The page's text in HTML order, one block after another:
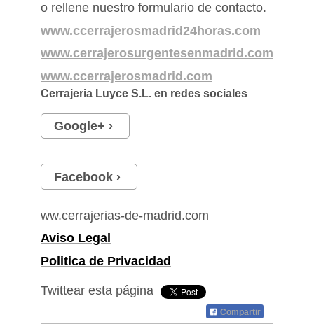
o rellene nuestro formulario de contacto.
www.ccerrajerosmadrid24horas.com
www.cerrajerosurgentesenmadrid.com
www.ccerrajerosmadrid.com
Cerrajeria Luyce S.L. en redes sociales
Google+
Facebook
ww.cerrajerias-de-madrid.com
Aviso Legal
Politica de Privacidad
Twittear esta página
Compartir